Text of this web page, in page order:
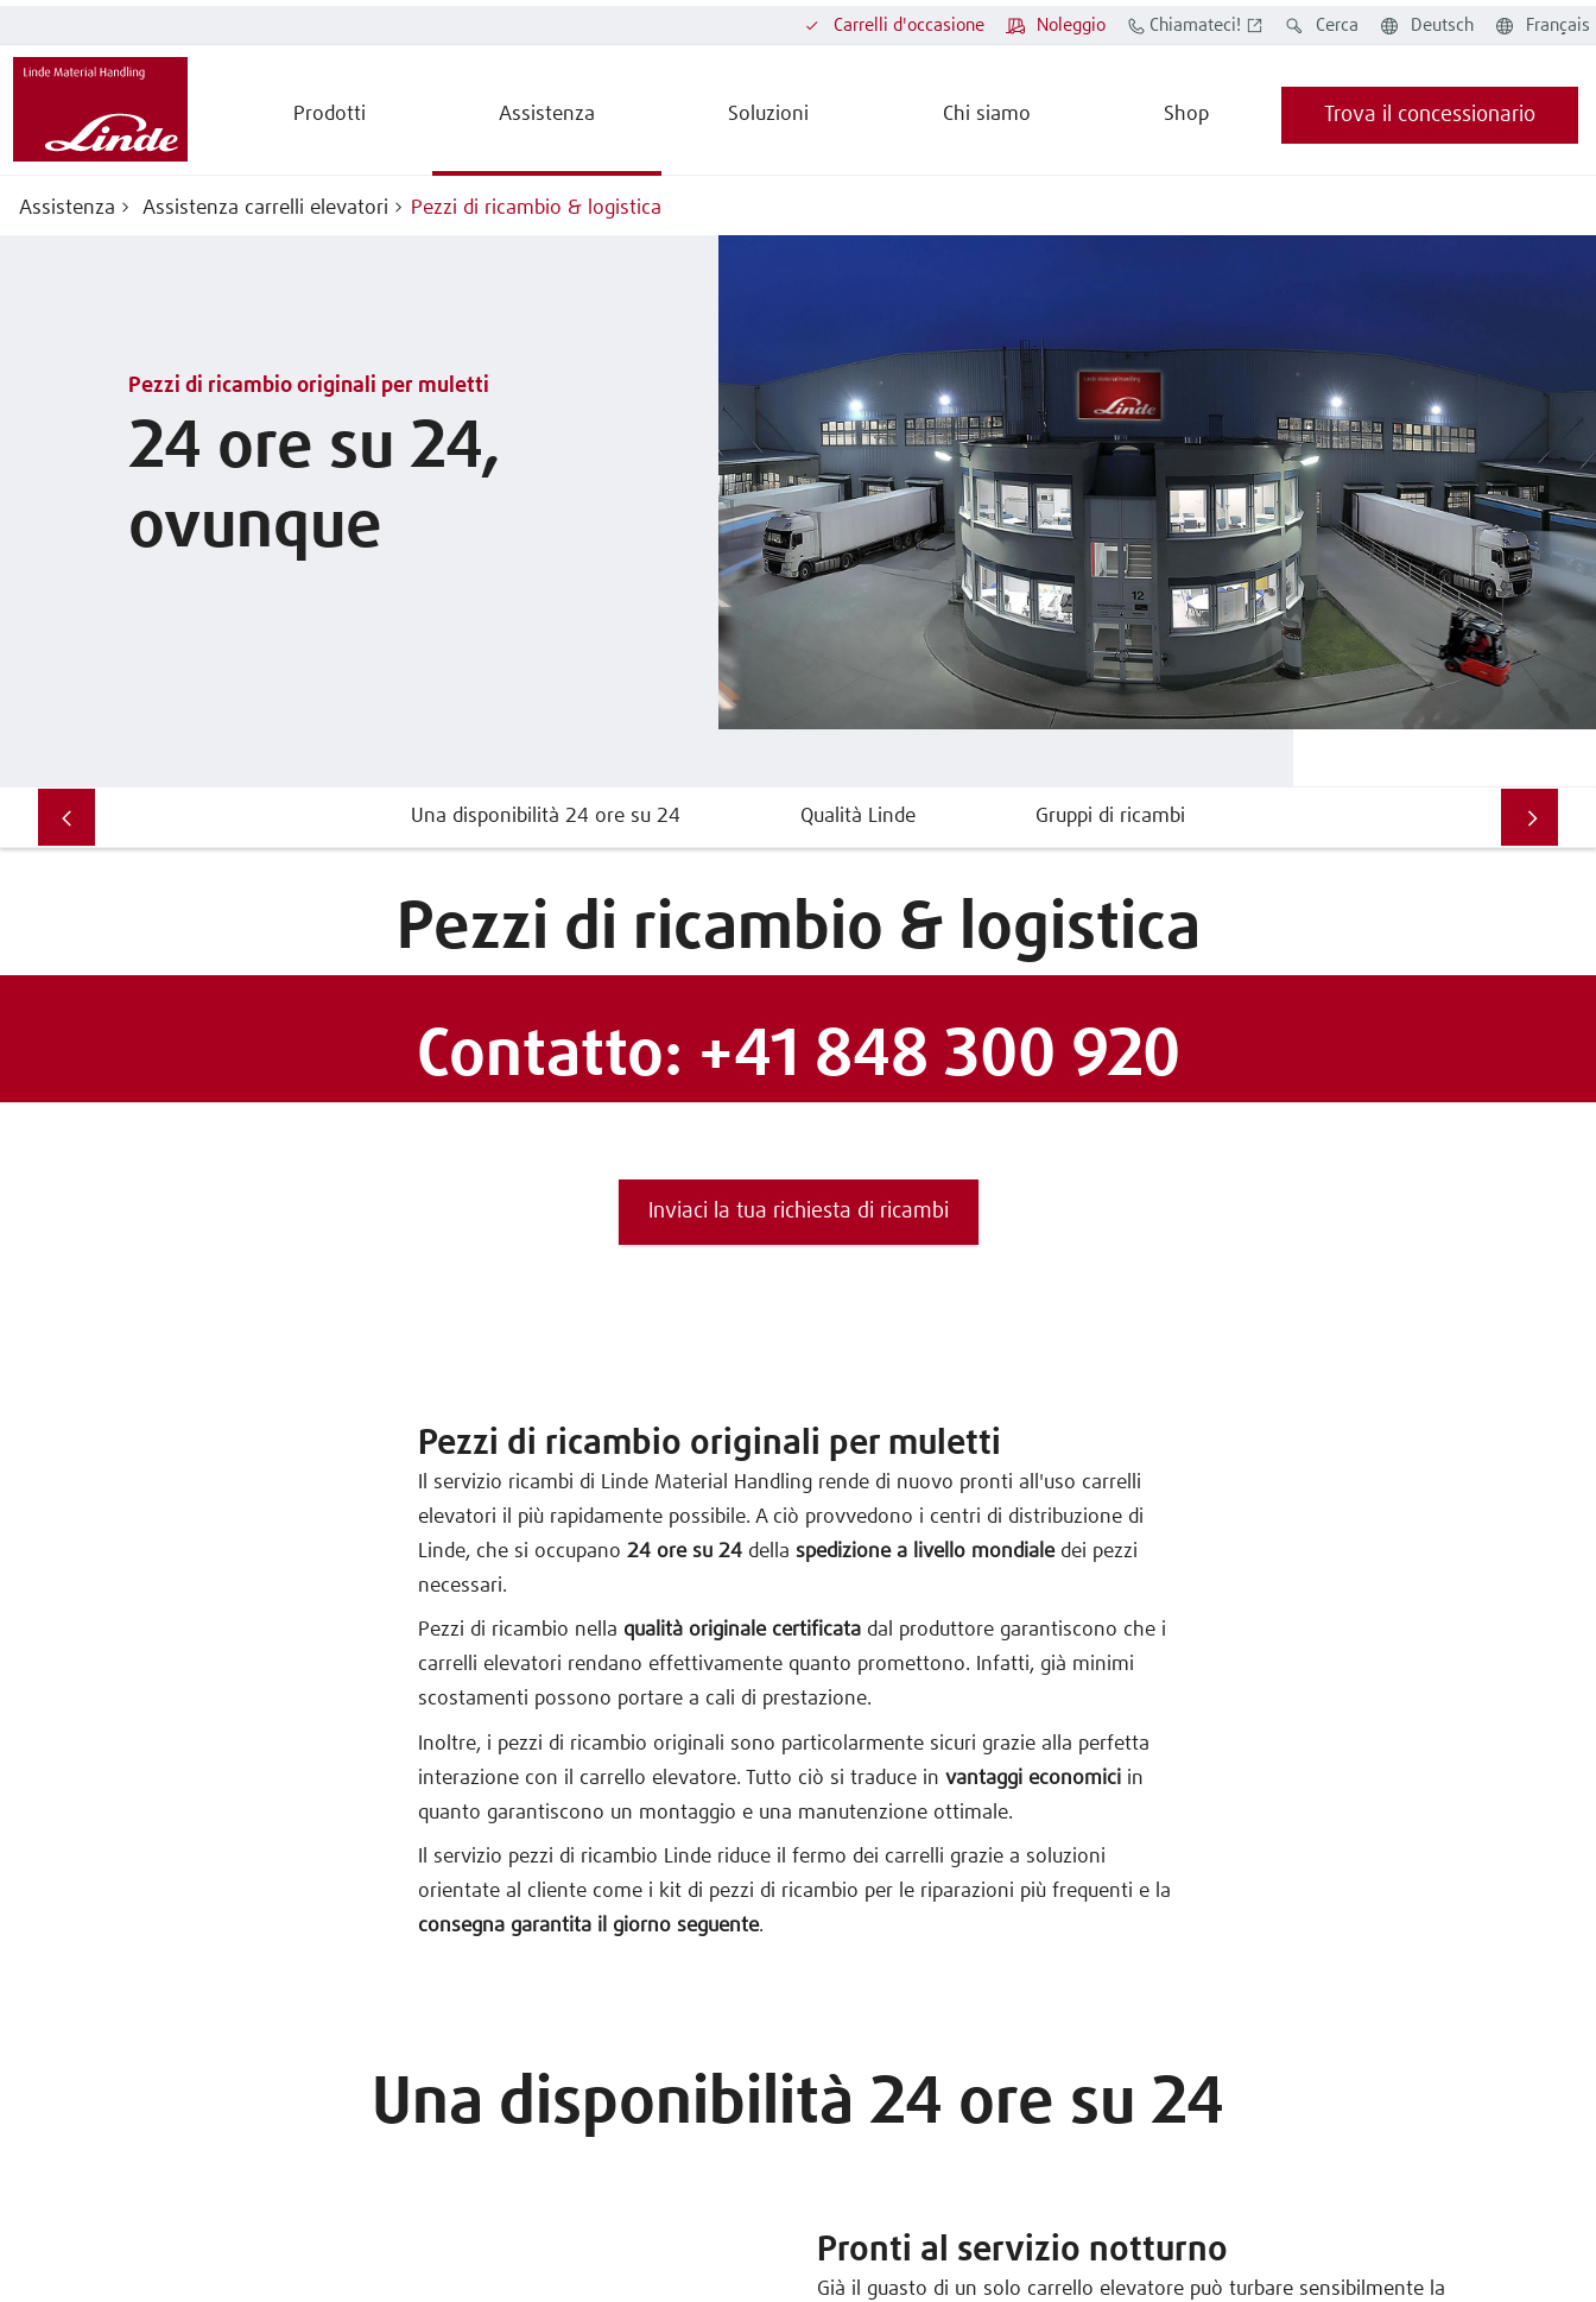
Prodotti Assistenza Soluzioni Chi siamo Shop
Deutsch Français
Cerca
Chiamateci!
Noleggio
Carrelli d'occasione
Trova il concessionario
Assistenza Assistenza carrelli elevatori Pezzi di ricambio & logistica
Pezzi di ricambio originali per muletti
24 ore su 24,
ovunque
Una disponibilità 24 ore su 24 Qualità Linde Gruppi di ricambi
Pezzi di ricambio & logistica
Contatto: +41 848 300 920
Inviaci la tua richiesta di ricambi
Pezzi di ricambio originali per muletti
Il servizio ricambi di Linde Material Handling rende di nuovo pronti all'uso carrelli
elevatori il più rapidamente possibile. A ciò provvedono i centri di distribuzione di
Linde, che si occupano 24 ore su 24della spedizione a livello mondialedei pezzi
necessari.
Pezzi di ricambio nella qualità originale certificatadal produttore garantiscono che i
carrelli elevatori rendano effettivamente quanto promettono. Infatti, già minimi
scostamenti possono portare a cali di prestazione.
Inoltre, i pezzi di ricambio originali sono particolarmente sicuri grazie alla perfetta
interazione con il carrello elevatore. Tutto ciò si traduce in vantaggi economiciin
quanto garantiscono un montaggio e una manutenzione ottimale.
Il servizio pezzi di ricambio Linde riduce il fermo dei carrelli grazie a soluzioni
orientate al cliente come i kit di pezzi di ricambio per le riparazioni più frequenti e la
consegna garantita il giorno seguente.
Una disponibilità 24 ore su 24
Pronti al servizio notturno
Già il guasto di un solo carrello elevatore può turbare sensibilmente la